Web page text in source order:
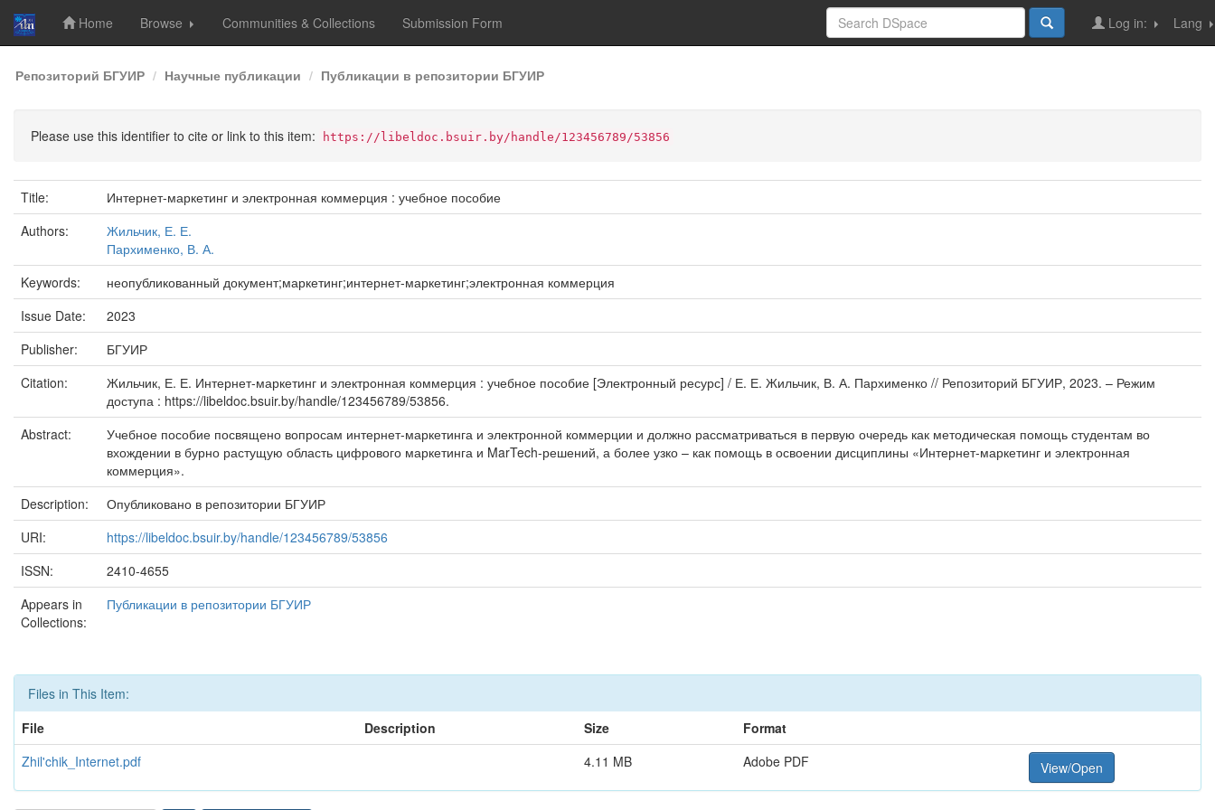
Skip
navigation
Home Browse Communities & Collections Submission Form Lang
Log in:
Репозиторий БГУИР Научные публикации Публикации в репозитории БГУИР
Please use this identifier to cite or link to this item: https://libeldoc.bsuir.by/handle/123456789/53856
Title:
Интернет-маркетинг и электронная коммерция : учебное пособие
Authors:
Жильчик, Е. Е.
Пархименко, В. А.
Keywords:
неопубликованный документ;маркетинг;интернет-маркетинг;электронная коммерция
Issue Date:
2023
Publisher:
БГУИР
Citation:
Жильчик, Е. Е. Интернет-маркетинг и электронная коммерция : учебное пособие [Электронный ресурс] / Е. Е. Жильчик, В. А. Пархименко // Репозиторий БГУИР, 2023. – Режим
доступа : https://libeldoc.bsuir.by/handle/123456789/53856.
Abstract:
Учебное пособие посвящено вопросам интернет-маркетинга и электронной коммерции и должно рассматриваться в первую очередь как методическая помощь студентам во
вхождении в бурно растущую область цифрового маркетинга и MarTech-решений, а более узко – как помощь в освоении дисциплины «Интернет-маркетинг и электронная
коммерция».
Description:
Опубликовано в репозитории БГУИР
URI:
https://libeldoc.bsuir.by/handle/123456789/53856
ISSN:
2410-4655
Appears in
Collections:
Публикации в репозитории БГУИР
Files in This Item:
File
Description Size
Format
Zhil'chik_Internet.pdf
4.11 MB Adobe PDF View/Open